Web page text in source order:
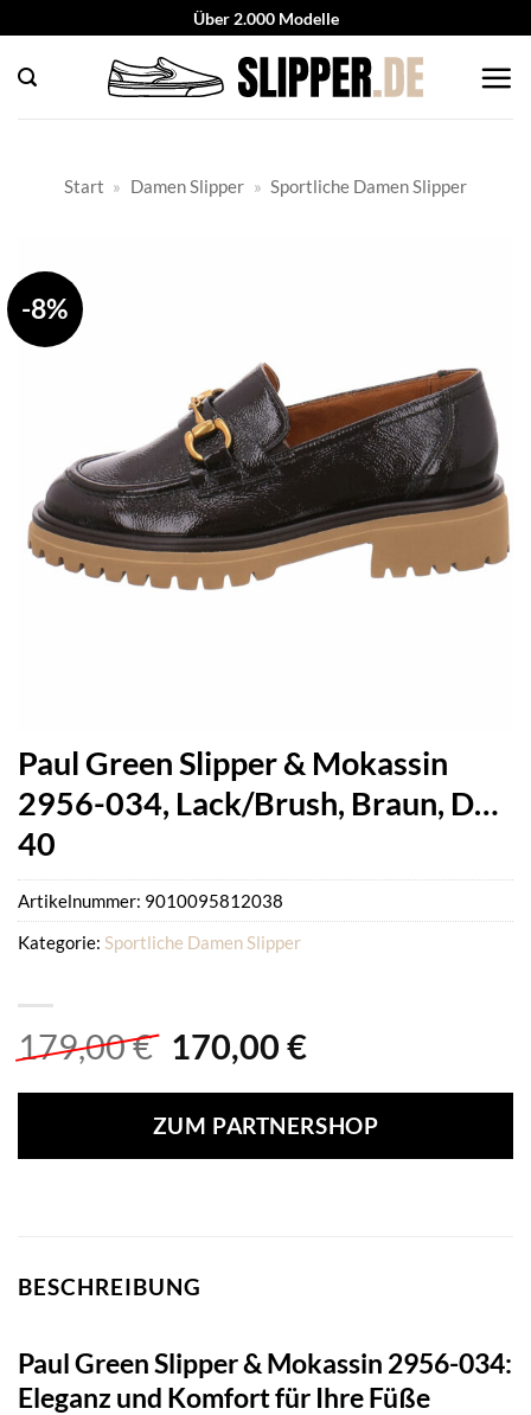
springen
Über 2.000 Modelle
Start » Damen Slipper » Sportliche Damen Slipper
-8%
Paul Green Slipper & Mokassin
2956-034, Lack/Brush, Braun, D…
40
179,00€ Ursprünglicher
war:
179,00 €
170,00 €Aktueller
ist:
170,00 €.
ZUM PARTNERSHOP
Artikelnummer: 9010095812038
Kategorie: Sportliche Damen Slipper
BESCHREIBUNG
Paul Green Slipper & Mokassin 2956-034:
Eleganz und Komfort für Ihre Füße